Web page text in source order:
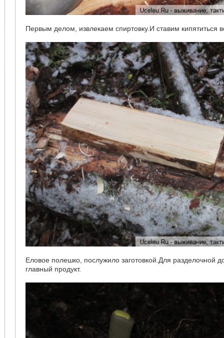
Первым делом, извлекаем спиртовку.И ставим кипятиться
Еловое полешко, послужило заготовкой.Для разделочной
главный продукт.